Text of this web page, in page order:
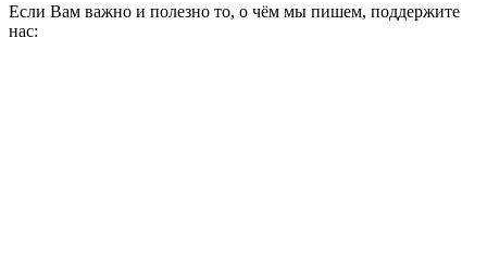
Если Вам важно и полезно то, о чём мы пишем, поддержите
нас: